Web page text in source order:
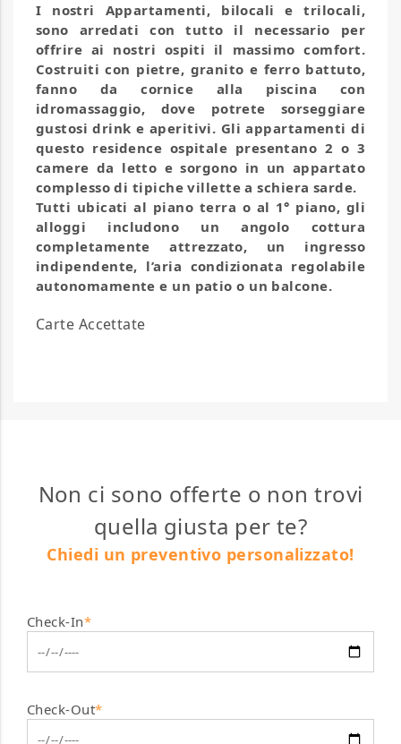
I nostri Appartamenti, bilocali e trilocali,
sono arredati con tutto il necessario per
offrire ai nostri ospiti il massimo comfort.
Costruiti con pietre, granito e ferro battuto,
fanno da cornice alla piscina con
idromassaggio, dove potrete sorseggiare
gustosi drink e aperitivi. Gli appartamenti di
questo residence ospitale presentano 2 o 3
camere da letto e sorgono in un appartato
complesso di tipiche villette a schiera sarde.
Tutti ubicati al piano terra o al 1° piano, gli
alloggi includono un angolo cottura
completamente attrezzato, un ingresso
indipendente, l’aria condizionata regolabile
autonomamente e un patio o un balcone.
Carte Accettate
Non ci sono offerte o non trovi
quella giusta per te?
Chiedi un preventivo personalizzato!
Check-In*
Check-Out*